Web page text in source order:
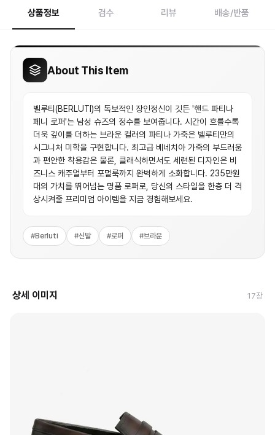
상품정보 검수 리뷰 배송/반품
About This Item
벨루티(BERLUTI)의 독보적인 장인정신이 깃든 '핸드 파티나
페니 로퍼'는 남성 슈즈의 정수를 보여줍니다. 시간이 흐를수록
더욱 깊이를 더하는 브라운 컬러의 파티나 가죽은 벨루티만의
시그니처 미학을 구현합니다. 최고급 베네치아 가죽의 부드러움
과 편안한 착용감은 물론, 클래식하면서도 세련된 디자인은 비
즈니스 캐주얼부터 포멀룩까지 완벽하게 소화합니다. 235만원
대의 가치를 뛰어넘는 명품 로퍼로, 당신의 스타일을 한층 더 격
상시켜줄 프리미엄 아이템을 지금 경험해보세요.
#Berluti #신발 #로퍼 #브라운
상세 이미지 17장